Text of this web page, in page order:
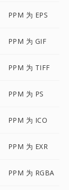
PPM 为 EPS
PPM 为 GIF
PPM 为 TIFF
PPM 为 PS
PPM 为 ICO
PPM 为 EXR
PPM 为 RGBA